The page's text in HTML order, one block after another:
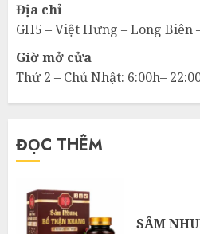
Địa chỉ
GH5 – Việt Hưng – Long Biên
Giờ mở cửa
Thứ 2 – Chủ Nhật: 6:00h–
ĐỌC THÊM
SÂM